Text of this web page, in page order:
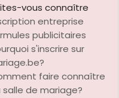
vous connaître
entreprise
publicitaires
s'inscrire sur
faire connaître
salle de mariage?